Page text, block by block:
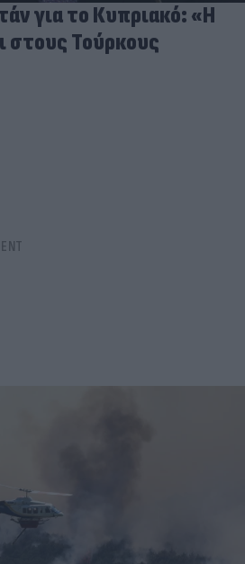
για το Κυπριακό: «Η
στους Τούρκους